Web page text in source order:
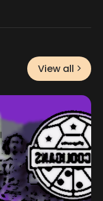
View all